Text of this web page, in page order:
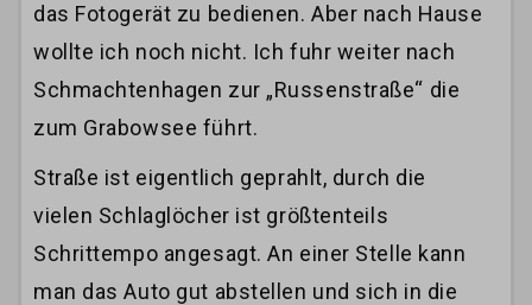
das Fotogerät zu bedienen. Aber nach Hause
wollte ich noch nicht. Ich fuhr weiter nach
Schmachtenhagen zur „Russenstraße“ die
zum Grabowsee führt.
Straße ist eigentlich geprahlt, durch die
vielen Schlaglöcher ist größtenteils
Schrittempo angesagt. An einer Stelle kann
man das Auto gut abstellen und sich in die